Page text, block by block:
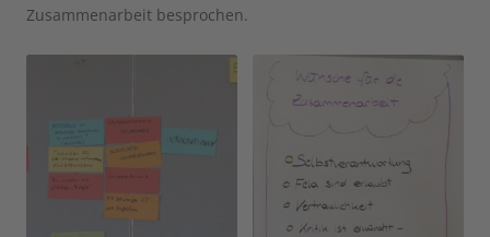
Zusammenarbeit besprochen.